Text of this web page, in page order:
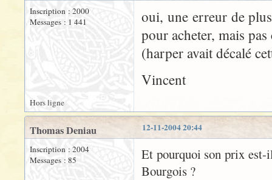
Inscription : 2000
Messages : 1 441
oui, une erreur de
pour acheter, mais
(harper avait décalé
Vincent
Hors ligne
12-11-2004 20:44
Thomas Deniau
Inscription : 2004
Messages : 85
Et pourquoi son prix est-
Bourgois ?